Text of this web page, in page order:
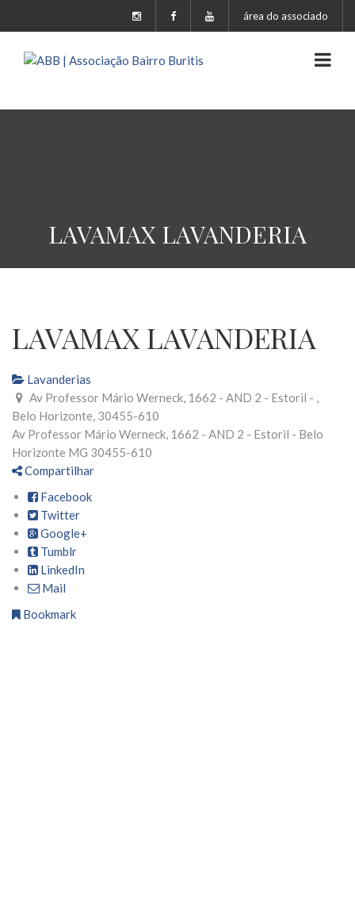
área do associado
LAVAMAX LAVANDERIA
LAVAMAX LAVANDERIA
Lavanderias
Av Professor Mário Werneck, 1662 - AND 2 - Estoril - ,
Belo Horizonte, 30455-610
Av Professor Mário Werneck, 1662 - AND 2 - Estoril - Belo
Horizonte MG 30455-610
Compartilhar
Facebook
Twitter
Google+
Tumblr
LinkedIn
Mail
Bookmark